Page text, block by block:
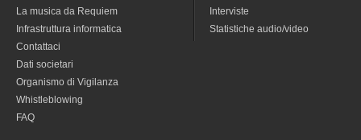
La musica da Requiem
Infrastruttura informatica
Contattaci
Dati societari
Organismo di Vigilanza
Whistleblowing
FAQ
Interviste
Statistiche audio/video